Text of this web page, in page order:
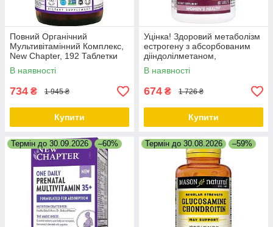
Повний Органічний
Мультивітамінний Комплекс,
New Chapter, 192 Таблетки
В наявності
734 ₴ 1 945 ₴
Купити
Уцінка! Здоровий метаболізм
естрогену з абсорбованим
дііндолілметаном,
EstroBalance with Absorbable
BR-DIM, Nature's Way, 60 таб.
В наявності
674 ₴ 1 726 ₴
Купити
Термін до 30.09.2026 –60% Термін до 30.08.2026 –59%